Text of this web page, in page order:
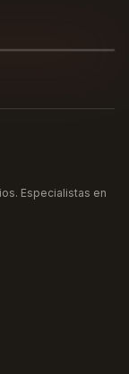
Especialistas en